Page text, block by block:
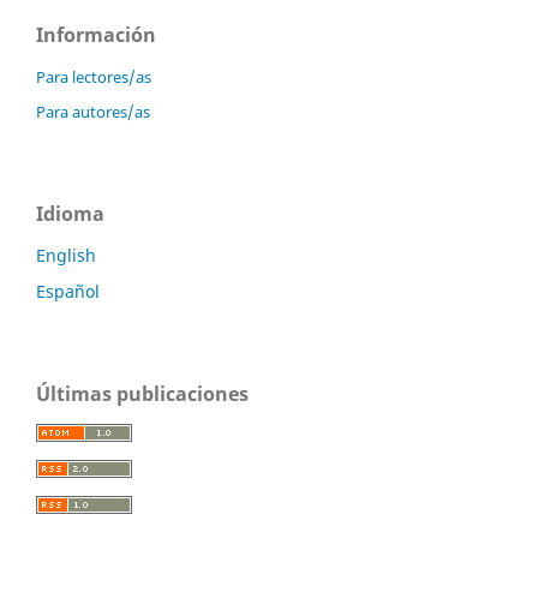
Información
Para lectores/as
Para autores/as
Idioma
English
Español
Últimas publicaciones